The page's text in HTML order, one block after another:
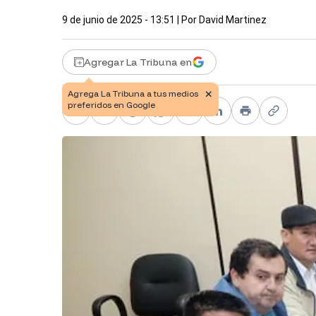
9 de junio de 2025 - 13:51 | Por David Martinez
Agregar La Tribuna en
Facebook
X TelegramWhatsApp
PinterestLinkedIn
PrintCopy